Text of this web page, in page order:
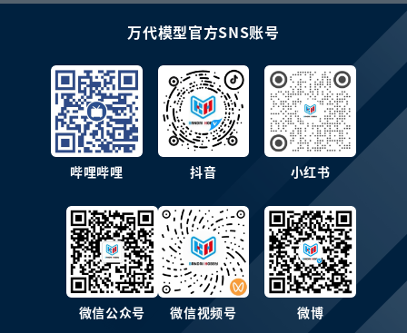
万代模型官方SNS账号
哔哩哔哩 抖音 小红书
微信公众号 微信视频号 微博